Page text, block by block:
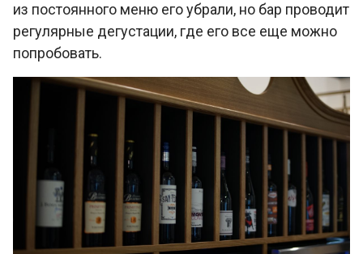
из постоянного меню его убрали, но бар проводит
регулярные дегустации, где его все еще можно
попробовать.